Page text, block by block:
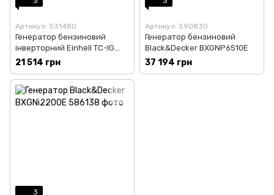
Артикул: 531480
Генератор бензиновий
інверторний Einhell TC-IG
2000
21 514 грн
Артикул: 590830
Генератор бензиновий
Black&Decker BXGNP6510E
37 194 грн
3